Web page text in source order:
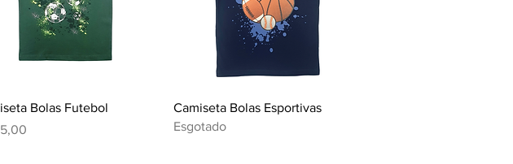
Visualização rápida
Bolas Futebol
Visualização rápida
Camiseta Bolas Esportivas
Esgotado